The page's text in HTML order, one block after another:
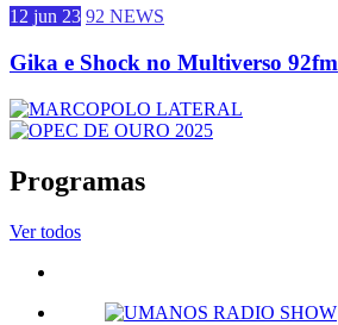
12 jun 23 92 NEWS
Gika e Shock no Multiverso 92fm
Programas
Ver todos